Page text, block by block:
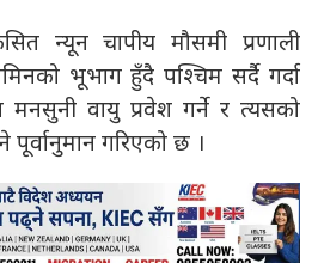
न्यून चापीय मौसमी प्रणाली
भूभाग हुँदै पश्चिम सर्दै गर्दा
वायु प्रवेश गर्ने र त्यसको
पूर्वानुमान गरिएको छ ।